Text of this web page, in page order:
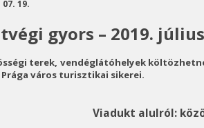
07. 19.
gyors – 2019.
terek, vendéglátóhelyek
Prága város turisztikai sikerei.
Viadukt alulról: